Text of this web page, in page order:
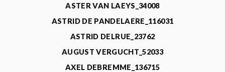
ASTER VAN LAEYS_34008
ASTRID DE PANDELAERE_116031
ASTRID DELRUE_23762
AUGUST VERGUCHT_52033
AXEL DEBREMME_136715